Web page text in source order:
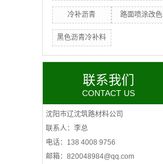
冷补沥青 路面喷涂改色
黑色沥青冷补料
联系我们
CONTACT US
沈阳市辽沈筑路材料公司
联系人：李总
电话：138 4008 9756
邮箱：820048984@qq.com